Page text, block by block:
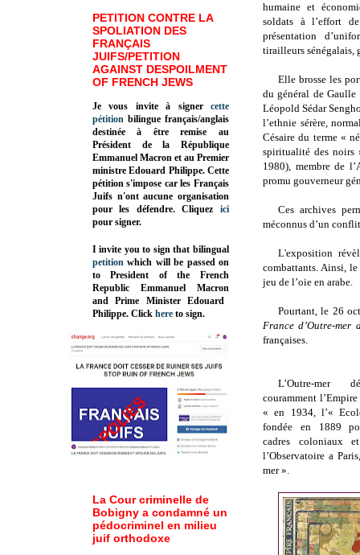
humaine et
soldats à l’effort
présentation
tirailleurs sénégalais,
Elle brosse les
du général de
Léopold Sédar
l’ethnie sérère,
Césaire du terme «
spiritualité des noirs
1980), membre de
promu gouverneur
Ces archives
méconnus d’un
L'exposition
combattants. Ainsi,
jeu de l’oie en arabe.
Pourtant, le 26
France d’Outre-mer
françaises.
L’Outre-mer
couramment
« en 1934, l’«
fondée en 1889
cadres coloniaux
l’Observatoire a
mer ».
PETITION CONTRE LA
SPOLIATION DES
FRANÇAIS
JUIFS/PETITION
AGAINST DESPOILMENT
OF FRENCH JEWS
Je vous invite à signer cette
pétition bilingue français/anglais
destinée à être remise au
Président de la République
Emmanuel Macron et au Premier
ministre Edouard Philippe. Cette
pétition s'impose car les Français
Juifs n'ont aucune organisation
pour les défendre. Cliquez
ici
pour signer.
I invite you to sign that bilingual
petition which will be passed on
to President of the French
Republic Emmanuel Macron
and Prime MinisterEdouard
Philippe. Click here to sign.
La Cour criminelle de
Bobigny a condamné un
pédocriminel en milieu
juif orthodoxe